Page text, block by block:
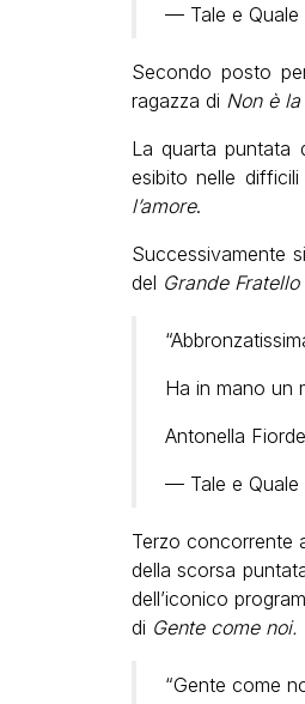
— Tale e Quale
Secondo posto
ragazza di Non è la
La quarta puntata
esibito nelle
l’amore.
Successivamente
del Grande
Ha in mano un
Antonella
— Tale e Quale
Terzo concorrente
della scorsa
dell’iconico
di Gente come noi.
“Gente come